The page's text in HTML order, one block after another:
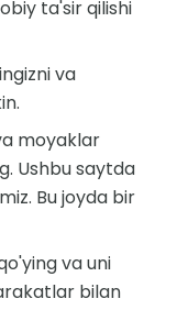
ta'sir qilishi
va
moyaklar
Ushbu saytda
Bu joyda bir
va uni
bilan